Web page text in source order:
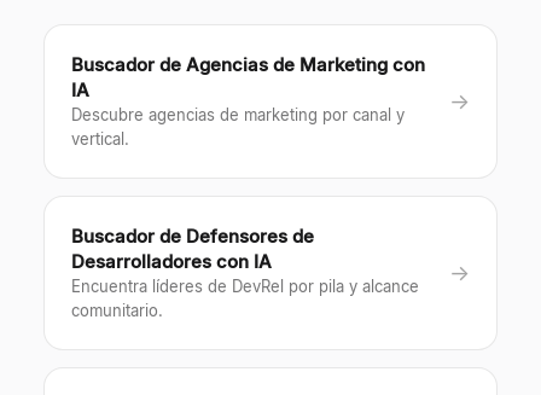
Buscador de Agencias de Marketing con
IA
Descubre agencias de marketing por canal y
vertical.
→
Buscador de Defensores de
Desarrolladores con IA
Encuentra líderes de DevRel por pila y alcance
comunitario.
→